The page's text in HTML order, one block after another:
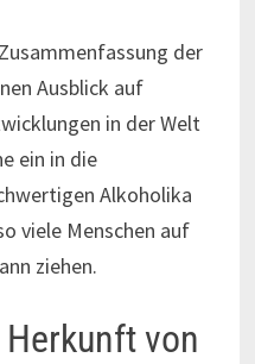
der
Ausblick auf
in der Welt
ein in die
Alkoholika
viele Menschen auf
ziehen.
von